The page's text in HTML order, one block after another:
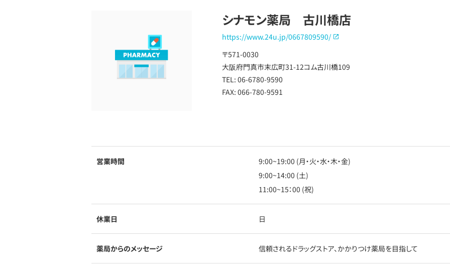
シナモン薬局 古川橋店
https://www.24u.jp/0667809590/
〒571-0030
大阪府門真市末広町31-12コム古川橋109
TEL: 06-6780-9590
FAX: 066-780-9591
営業時間
9:00~19:00 (月・火・水・木・金)
9:00~14:00 (土)
11:00~15：00 (祝)
休業日 日
薬局からのメッセージ 信頼されるドラッグストア、かかりつけ薬局を目指して